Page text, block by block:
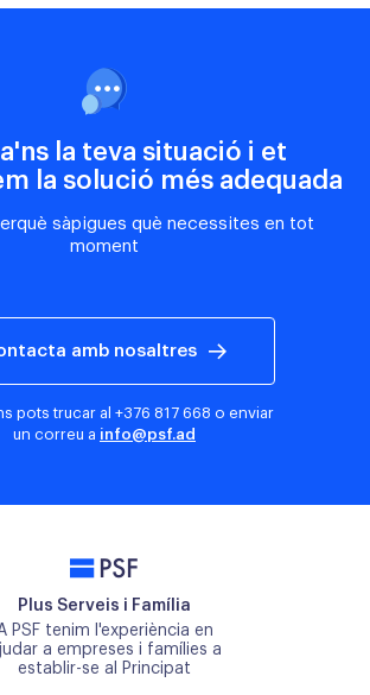
la teva situació i et
la solució més adequada
sàpigues què necessites en tot
moment
amb nosaltres
pots trucar al +376 817 668 o enviar
un correu a info@psf.ad
PSF
Plus Serveis i Família
PSF tenim l'experiència en
a empreses i famílies a
establir-se al Principat